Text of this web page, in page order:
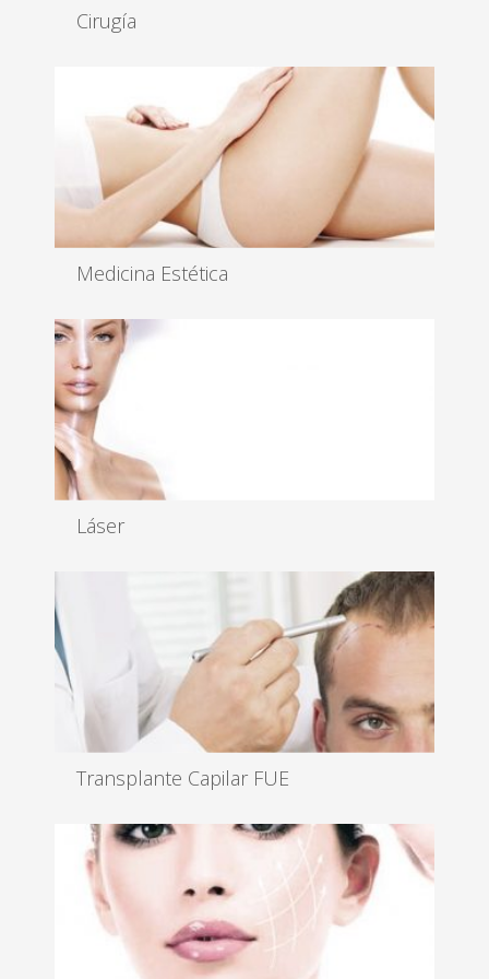
Cirugía
Leer más
Medicina Estética
invasivas...
Leer más
Láser
Transplante Capilar FUE
tratamiento ambul...
Leer más